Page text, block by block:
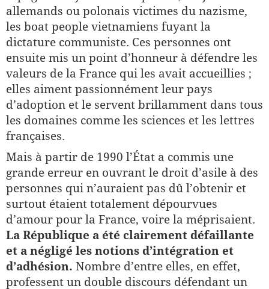
allemands ou polonais victimes du nazisme,
les boat people vietnamiens fuyant la
dictature communiste. Ces personnes ont
ensuite mis un point d’honneur à défendre les
valeurs de la France qui les avait accueillies ;
elles aiment passionnément leur pays
d’adoption et le servent brillamment dans tous
les domaines comme les sciences et les lettres
françaises.
Mais à partir de 1990 l’État a commis une
grande erreur en ouvrant le droit d’asile à des
personnes qui n’auraient pas dû l’obtenir et
surtout étaient totalement dépourvues
d’amour pour la France, voire la méprisaient.
La République a été clairement défaillante
et a négligé les notions d’intégration et
d’adhésion. Nombre d’entre elles, en effet,
professent un double discours défendant un